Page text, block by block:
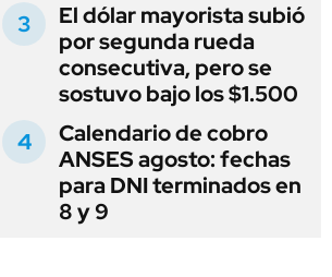
El dólar mayorista subió
por segunda rueda
consecutiva, pero se
sostuvo bajo los $1.500
Calendario de cobro
ANSES agosto: fechas
para DNI terminados en
8 y 9